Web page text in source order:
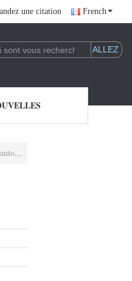
une citation French